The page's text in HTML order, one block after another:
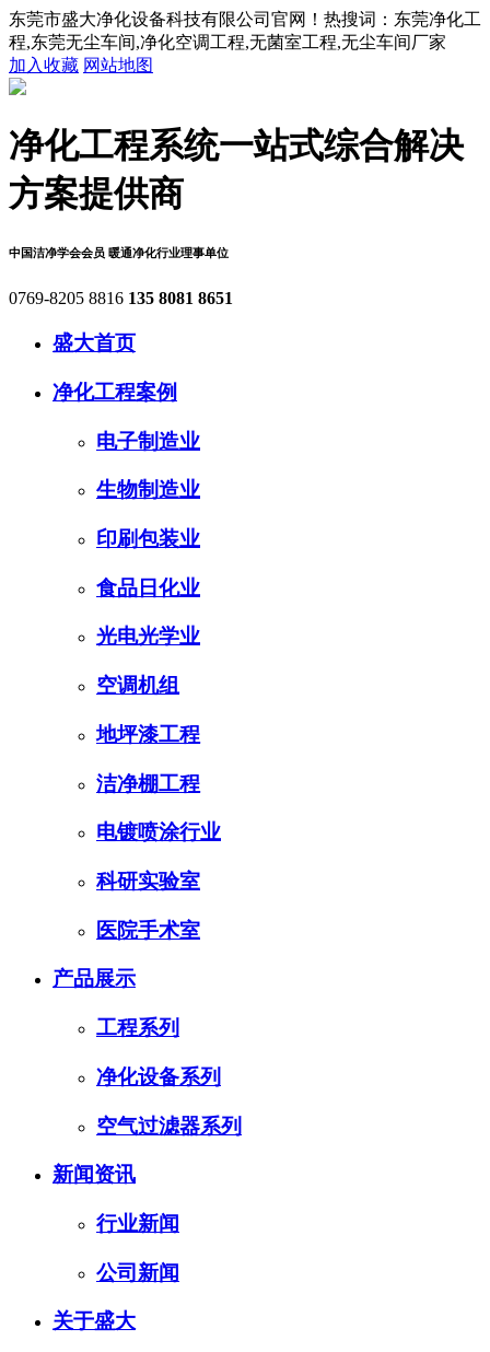
东莞市盛大净化设备科技有限公司官网！热搜词：东莞净化工
程,东莞无尘车间,净化空调工程,无菌室工程,无尘车间厂家
加入收藏 网站地图
净化工程系统一站式综合解决
方案提供商
中国洁净学会会员 暖通净化行业理事单位
0769-8205 8816 135 8081 8651
盛大首页
净化工程案例
电子制造业
生物制造业
印刷包装业
食品日化业
光电光学业
空调机组
地坪漆工程
洁净棚工程
电镀喷涂行业
科研实验室
医院手术室
产品展示
工程系列
净化设备系列
空气过滤器系列
新闻资讯
行业新闻
公司新闻
关于盛大